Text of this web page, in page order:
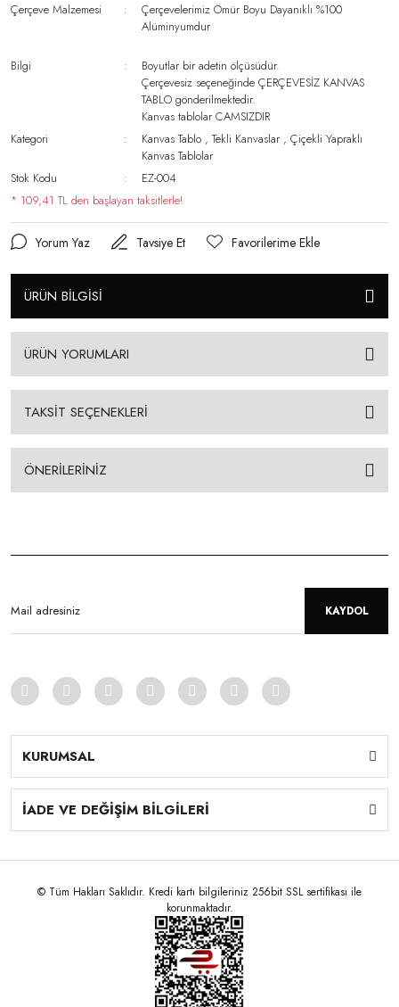
Çerçeve Malzemesi
Çerçevelerimiz Ömür Boyu Dayanıklı %100
Alüminyumdur
Bilgi
Boyutlar bir adetin ölçüsüdür.
Çerçevesiz seçeneğinde ÇERÇEVESİZ KANVAS
TABLO gönderilmektedir.
Kanvas tablolar CAMSIZDIR
Kategori
Kanvas Tablo ,Tekli Kanvaslar ,Çiçekli Yapraklı
Kanvas Tablolar
Stok Kodu
EZ-004
* 109,41 TL den başlayan taksitlerle!
Yorum Yaz Tavsiye Et
ÜRÜN BİLGİSİ
ÜRÜN YORUMLARI
TAKSİT SEÇENEKLERİ
ÖNERİLERİNİZ
KAYDOL
KURUMSAL
İADE VE DEĞİŞİM BİLGİLERİ
© Tüm Hakları Saklıdır. Kredi kartı bilgileriniz 256bit SSL sertifikası ile
korunmaktadır.